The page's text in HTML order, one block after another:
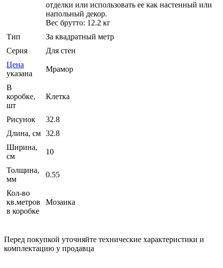
отделки или использовать ее как настенный или
напольный декор.
Вес брутто: 12.2 кг
Тип
За квадратный метр
Серия
Для стен
Цена
указана
Мрамор
В
коробке,
шт
Клетка
Рисунок
32.8
Длина, см 32.8
Ширина,
см
10
Толщина,
мм
0.55
Кол-во
кв.метров
в коробке
Мозаика
Перед покупкой уточняйте технические характеристики и
комплектацию у продавца